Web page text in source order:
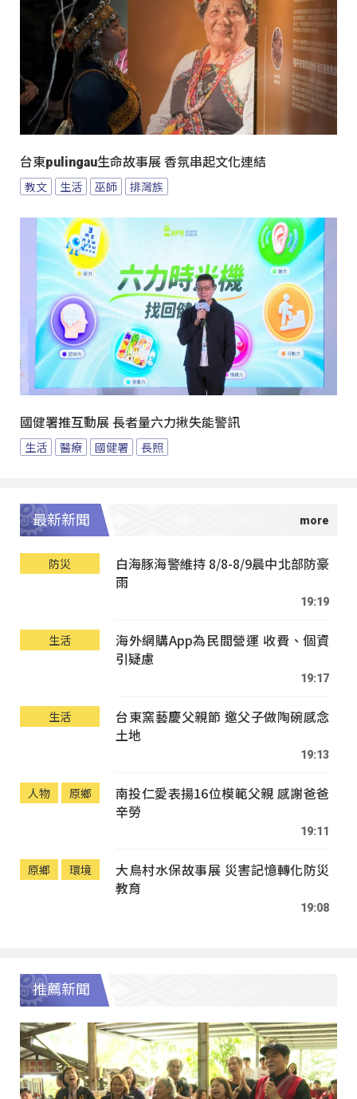
台東pulingau生命故事展 香氛串起文化連結
教文 生活 巫師 排灣族
國健署推互動展 長者量六力揪失能警訊
生活 醫療 國健署 長照
最新新聞
防災
白海豚海警維持 8/8-8/9晨中北部防豪
雨
19:19
生活
海外網購App為民間營運 收費、個資
引疑慮
19:17
生活
台東窯藝慶父親節 邀父子做陶碗感念
土地
19:13
人物 原鄉
南投仁愛表揚16位模範父親 感謝爸爸
辛勞
19:11
原鄉 環境
大鳥村水保故事展 災害記憶轉化防災
教育
19:08
推薦新聞